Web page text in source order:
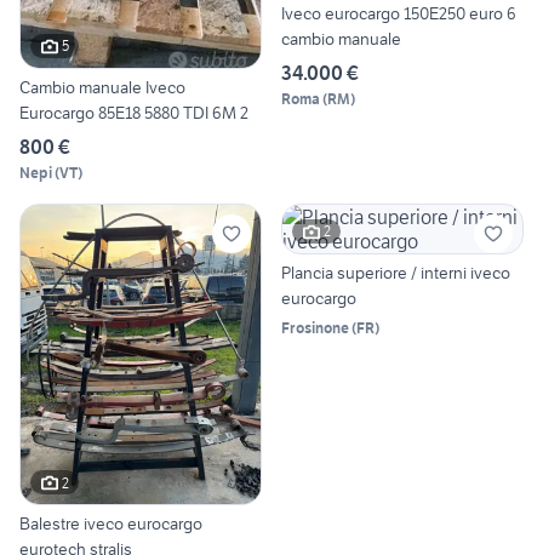
5
Cambio manuale Iveco
Eurocargo 85E18 5880 TDI 6M 2
800 €
Nepi(VT)
Iveco eurocargo 150E250 euro 6
cambio manuale
34.000 €
Roma (RM)
2
Balestre iveco eurocargo
eurotech stralis
2
Plancia superiore / interni iveco
eurocargo
Frosinone(FR)